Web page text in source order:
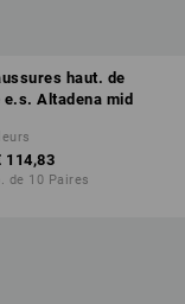
haut. de
Altadena mid
114,83
de 10 Paires